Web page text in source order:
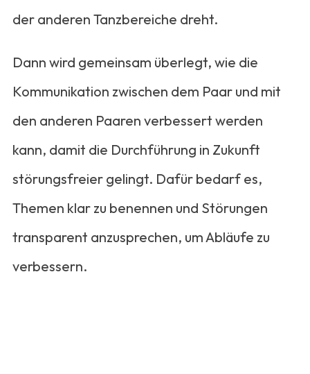
der anderen Tanzbereiche dreht.
Dann wird gemeinsam überlegt, wie die
Kommunikation zwischen dem Paar und mit
den anderen Paaren verbessert werden
kann, damit die Durchführung in Zukunft
störungsfreier gelingt. Dafür bedarf es,
Themen klar zu benennen und Störungen
transparent anzusprechen, um Abläufe zu
verbessern.